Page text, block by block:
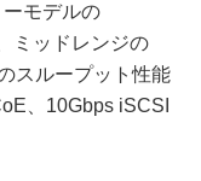
モデルの
ミッドレンジの
スループット性能
、10Gbps iSCSI